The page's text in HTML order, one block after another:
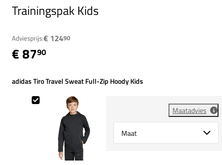
Trainingspak Kids
Adviesprijs:€ 12490
€ 8790
adidas Tiro Travel Sweat Full-Zip Hoody Kids
Maatadvies
Select {option} for {name}
adidas Tiro Travel Sweat Full-Zip Hoody Kids